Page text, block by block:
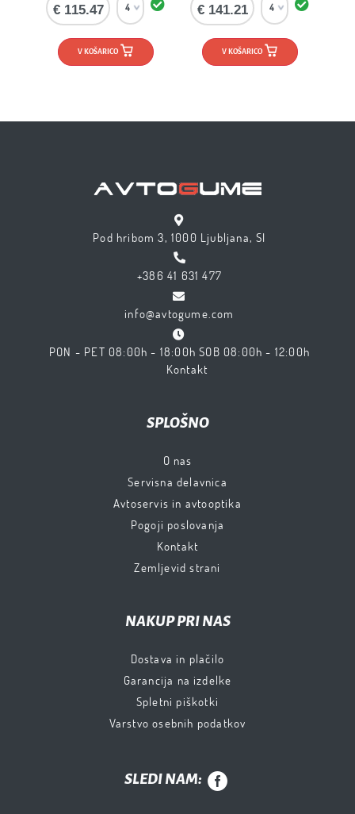
€ 115.47
V KOŠARICO
€ 141.21
V KOŠARICO
Pod hribom 3, 1000 Ljubljana, SI
+386 41 631 477
info@avtogume.com
PON - PET 08:00h - 18:00h SOB 08:00h - 12:00h
Kontakt
SPLOŠNO
O nas
Servisna delavnica
Avtoservis in avtooptika
Pogoji poslovanja
Kontakt
Zemljevid strani
NAKUP PRI NAS
Dostava in plačilo
Garancija na izdelke
Spletni piškotki
Varstvo osebnih podatkov
SLEDI NAM: